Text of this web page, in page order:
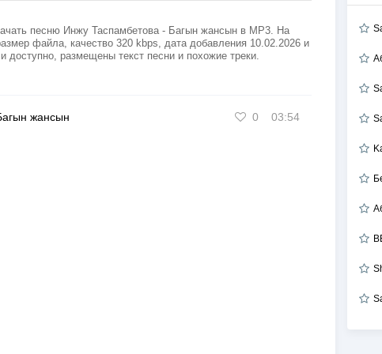
песню Инжу Таспамбетова - Багын жансын в MP3. На
файла, качество 320 kbps, дата добавления 10.02.2026 и
доступно, размещены текст песни и похожие треки.
жансын 0
03:54